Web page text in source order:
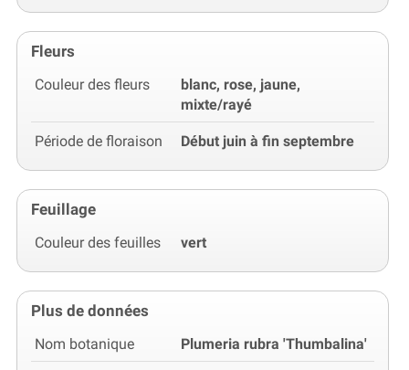
Fleurs
Couleur des fleurs
blanc, rose, jaune,
mixte/rayé
Période de floraison Début juin à fin septembre
Feuillage
Couleur des feuilles vert
Plus de données
Nom botanique Plumeria rubra 'Thumbalina'